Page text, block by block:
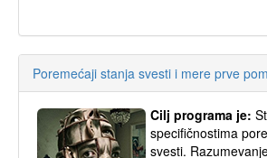
Poremećaji stanja svesti i mere prve
Cilj programa je:
specifičnostima
svesti.